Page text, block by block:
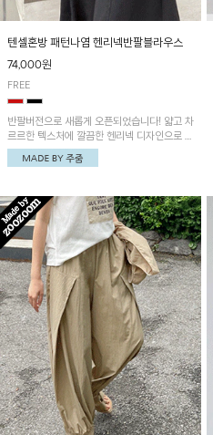
텐셀혼방 패턴나염 헨리넥반팔블라우스
74,000원
FREE
반팔버전으로 새롭게 오픈되었습니다! 얇고 차
르르한 텍스처에 깔끔한 헨리넥 디자인으로 제
작된 블라우스예요~볼륨감있는 소매 셔링과
세련된 나염패턴으로 유니크한 매력 UP!